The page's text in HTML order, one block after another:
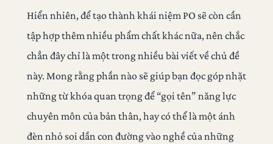
Hiển nhiên, để tạo thành khái niệm PO sẽ còn cần
tập hợp thêm nhiều phẩm chất khác nữa, nên chắc
chẳn đây chỉ là một trong nhiều bài viết về chủ đề
này. Mong rằng phần nào sẽ giúp bạn đọc góp nhặt
những từ khóa quan trọng để “gọi tên” năng lực
chuyên môn của bản thân, hay có thể là một ánh
đèn nhỏ soi dần con đường vào nghề của những